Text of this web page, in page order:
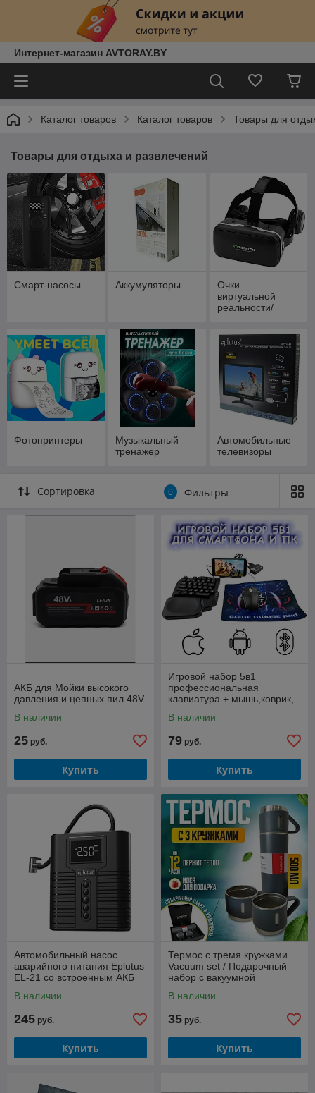
Интернет-магазин AVTORAY.BY
Каталог товаров Каталог товаров Товары для
Товары для отдыха и развлечений
Смарт-насосы Аккумуляторы
Очки
виртуальной
реальности/
Фотопринтеры
Музыкальный
тренажер
Автомобильные
телевизоры
Сортировка 0 Фильтры
АКБ для Мойки высокого
давления и цепных пил 48V
В наличии
25 руб.
Купить
Игровой набор 5в1
профессиональная
клавиатура + мышь,коврик,
RGB Light K170 для FPS игр
В наличии
79 руб.
Купить
Автомобильный насос
аварийного питания Eplutus
EL-21 со встроенным АКБ
В наличии
245 руб.
Купить
Термос с тремя кружками
Vacuum set / Подарочный
набор с вакуумной
В наличии
35 руб.
Купить